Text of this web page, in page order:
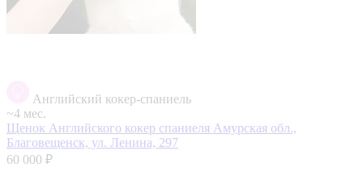
Английский кокер-спаниель
~4 мес.
Щенок Английского кокер спаниеля Амурская обл.,
Благовещенск, ул. Ленина, 297
60 000 ₽